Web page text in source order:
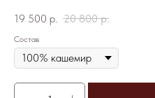
19 500 р. 20 800 р.
Состав